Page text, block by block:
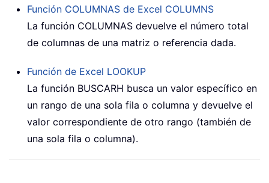
Función COLUMNAS de Excel COLUMNS
La función COLUMNAS devuelve el número total
de columnas de una matriz o referencia dada.
Función de Excel LOOKUP
La función BUSCARH busca un valor específico en
un rango de una sola fila o columna y devuelve el
valor correspondiente de otro rango (también de
una sola fila o columna).